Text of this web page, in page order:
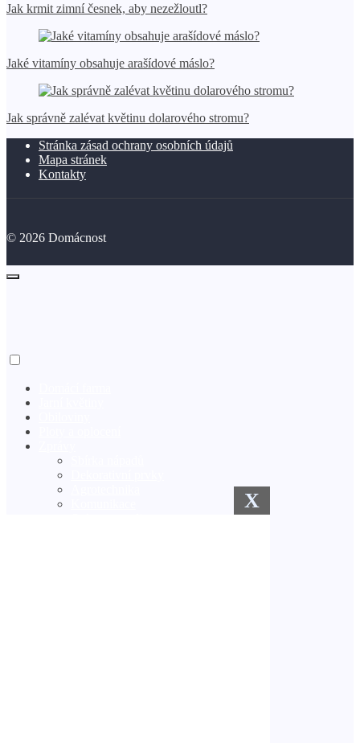
X
Jak krmit zimní česnek, aby nezežloutl?
Jaké vitamíny obsahuje arašídové máslo?
Jak správně zalévat květinu dolarového stromu?
Stránka zásad ochrany osobních údajů
Mapa stránek
Kontakty
© 2026 Domácnost